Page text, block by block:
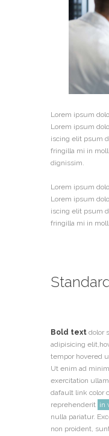
Lorem ipsum
Lorem ipsum
iscing elit psum
fringilla mi in
dignissim.
Lorem ipsum
Lorem ipsum
iscing elit psum
fringilla mi in
Bold text dolor
adipisicing
tempor hovered
Ut enim ad
exercitation
dafault link color
reprehenderit in
nulla pariatur.
non proident,